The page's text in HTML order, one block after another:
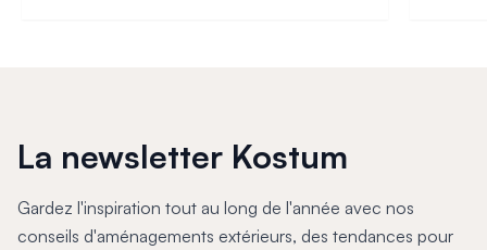
La newsletter Kostum
Gardez l'inspiration tout au long de l'année avec nos
conseils d'aménagements extérieurs, des tendances pour